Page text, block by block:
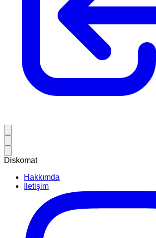
Diskomat
Hakkımda
İletişim